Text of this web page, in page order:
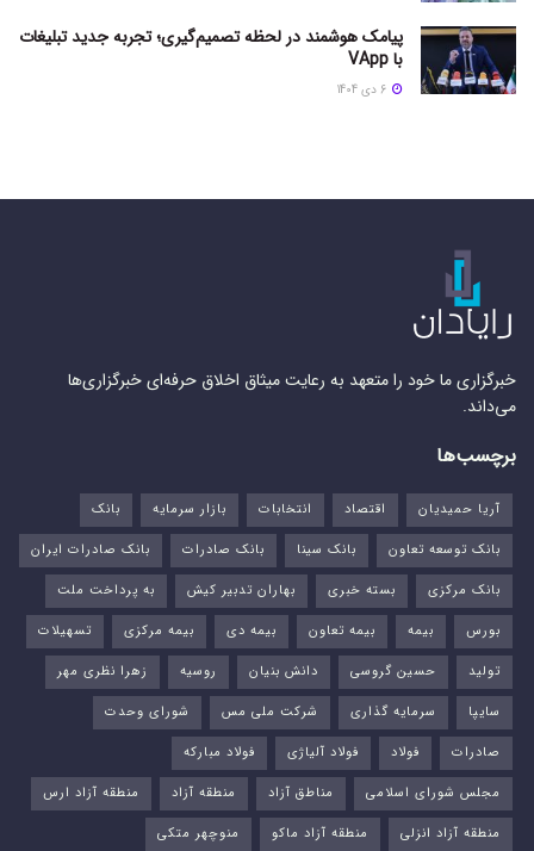
پیامک هوشمند در لحظه تصمیم‌گیری؛ تجربه جدید تبلیغات
با VApp
خبرگزاری ما خود را متعهد به رعایت میثاق اخلاق حرفه‌ای خبرگزاری‌ها
می‌داند.
برچسب‌ها
آریا حمیدیان اقتصاد انتخابات بازار سرمایه
بانک
بانک توسعه تعاون
بانک سینا بانک صادرات
بانک صادرات ایران
بانک مرکزی
بسته خبری بهاران تدبیر کیش
به پرداخت ملت
بورس‌
بیمه بیمه تعاون بیمه دی بیمه مرکزی
تسهیلات
تولید
حسین گروسی دانش بنیان روسیه
زهرا نظری مهر
سایپا
سرمایه گذاری شرکت ملی مس
شورای وحدت
صادرات
فولاد فولاد آلیاژی
فولاد مبارکه
مجلس شورای اسلامی
مناطق آزاد منطقه آزاد
منطقه آزاد ارس
منطقه آزاد انزلی
منطقه آزاد ماکو منوچهر متکی